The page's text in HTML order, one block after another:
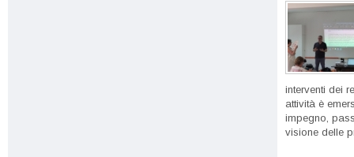
interventi dei
attività è
impegno,
visione delle